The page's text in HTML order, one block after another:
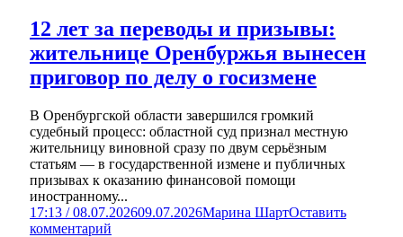
12 лет за переводы и призывы:
жительнице Оренбуржья вынесен
приговор по делу о госизмене
В Оренбургской области завершился громкий
судебный процесс: областной суд признал местную
жительницу виновной сразу по двум серьёзным
статьям — в государственной измене и публичных
призывах к оказанию финансовой помощи
иностранному...
17:13 / 08.07.202609.07.2026Марина ШартОставить
комментарий